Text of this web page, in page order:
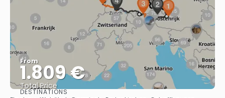
From
1.809 €
Total Price
DESTINATIONS